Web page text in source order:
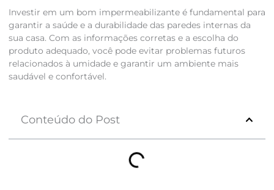
Investir em um bom impermeabilizante é fundamental para
garantir a saúde e a durabilidade das paredes internas da
sua casa. Com as informações corretas e a escolha do
produto adequado, você pode evitar problemas futuros
relacionados à umidade e garantir um ambiente mais
saudável e confortável.
Conteúdo do Post